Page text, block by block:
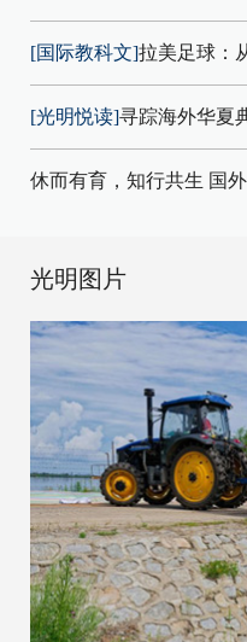
[国际教科文]拉美足球：
[光明悦读]寻踪海外华夏
休而有育，知行共生 国
光明图片